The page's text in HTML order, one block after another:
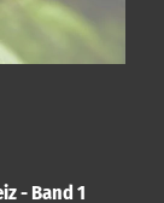
- Band 1